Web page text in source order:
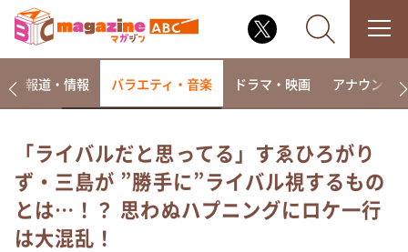
なるみ・岡村の過ぎるTV
相席食堂
これ余談なんですけど・・・
報道・情報 バラエティ・音楽 ドラマ・映画 アナウンサー
「ライバルだと思ってる」すゑひろがり
ず・三島が ”勝手に”ライバル視するもの
とは…！？ 思わぬハプニングにロケ一行
は大混乱！